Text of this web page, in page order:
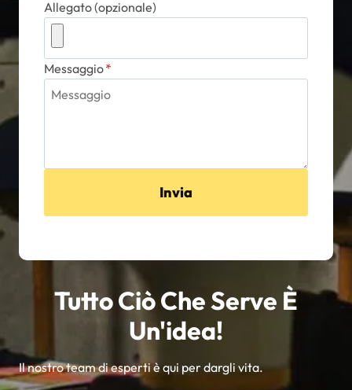
Allegato (opzionale)
Messaggio*
Invia
Tutto Ciò Che Serve È
Un'idea!
Il nostro team di esperti è qui per dargli vita.